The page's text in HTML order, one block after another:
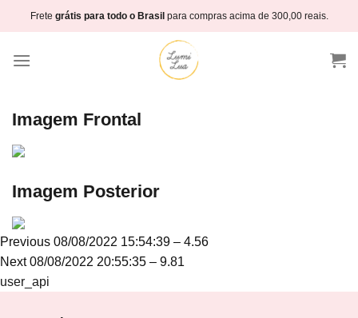
to
Frete grátis para todo o Brasilpara compras acima de 300,00 reais.
Imagem Frontal
Imagem Posterior
Navegação
de
Post
Previous Previous
post:
08/08/2022 15:54:39 – 4.56
Next Next
post:
08/08/2022 20:55:35 – 9.81
user_api